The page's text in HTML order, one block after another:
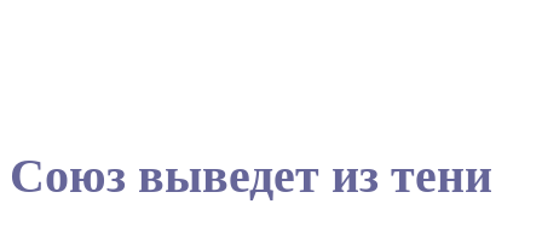
Союз выведет из тени